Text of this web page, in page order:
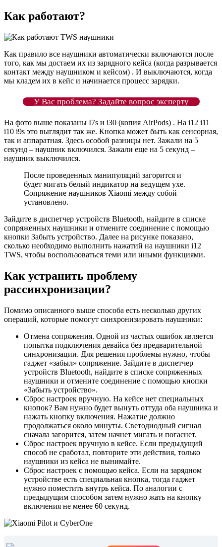
Как работают?
Как правило все наушники автоматически включаются после
того, как мы достаем их из зарядного кейса (когда разрывается
контакт между наушником и кейсом) . И выключаются, когда
мы кладем их в кейс и начинается процесс зарядки.
У Вас проблема? Задайте вопрос эксперту
На фото выше показаны I7s и i30 (копия AirPods) . На i12 i11
i10 i9s это выглядит так же. Кнопка может быть как сенсорная,
так и аппаратная. Здесь особой разницы нет. Зажали на 5
секунд – наушник включился. Зажали еще на 5 секунд –
наушник выключился.
После проведенных манипуляций загорится и
будет мигать белый индикатор на ведущем ухе.
Сопряжение наушников Xiaomi между собой
установлено.
Зайдите в диспетчер устройств Bluetooth, найдите в списке
сопряженных наушники и отмените соединение с помощью
кнопки Забыть устройство. Далее на рисунке показано,
сколько необходимо выполнить нажатий на наушники i12
TWS, чтобы воспользоваться теми или иными функциями.
Как устранить проблему
рассинхронизации?
Помимо описанного выше способа есть несколько других
операций, которые помогут синхронизировать наушники:
Отмена сопряжения. Одной из частых ошибок является
попытка подключения девайса без предварительной
синхронизации. Для решения проблемы нужно, чтобы
гаджет «забыл» сопряжение. Зайдите в диспетчер
устройств Bluetooth, найдите в списке сопряженных
наушники и отмените соединение с помощью кнопки
«Забыть устройство».
Сброс настроек вручную. На кейсе нет специальных
кнопок? Вам нужно будет вынуть оттуда оба наушника и
нажать кнопку включения. Нажатие должно
продолжаться около минуты. Светодиодный сигнал
сначала загорится, затем начнет мигать и погаснет.
Сброс настроек вручную в кейсе. Если предыдущий
способ не сработал, повторите эти действия, только
наушники из кейса не вынимайте.
Сброс настроек с помощью кейса. Если на зарядном
устройстве есть специальная кнопка, тогда гаджет
нужно поместить внутрь кейса. По аналогии с
предыдущим способом затем нужно жать на кнопку
включения не менее 60 секунд.